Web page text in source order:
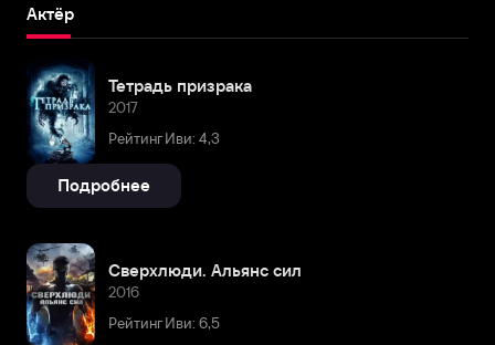
Актёр
Тетрадь призрака
2017
Рейтинг Иви: 4,3
Подробнее
Сверхлюди. Альянс сил
2016
Рейтинг Иви: 6,5